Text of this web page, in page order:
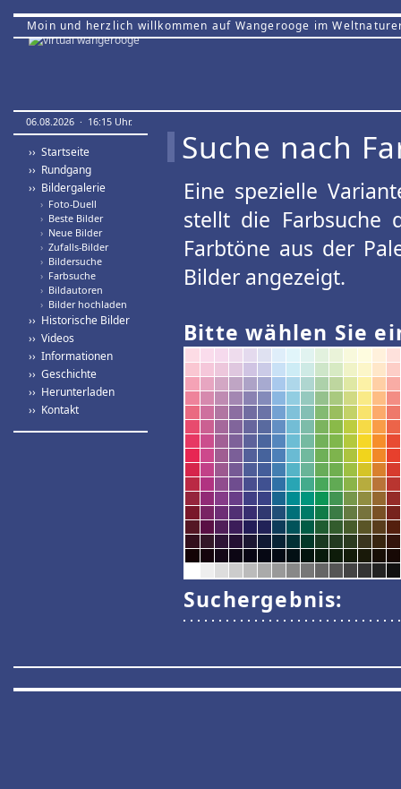
Moin und herzlich willkommen auf Wangerooge im
06.08.2026 · 16:15 Uhr.
›› Startseite
›› Rundgang
›› Bildergalerie
› Foto-Duell
› Beste Bilder
› Neue Bilder
› Zufalls-Bilder
› Bildersuche
› Farbsuche
› Bildautoren
› Bilder hochladen
›› Historische Bilder
›› Videos
›› Informationen
›› Geschichte
›› Herunterladen
›› Kontakt
Suche nach
Eine spezielle
stellt die Farbsuche
Farbtöne aus der
Bilder angezeigt.
Bitte wählen Sie
Suchergebnis: